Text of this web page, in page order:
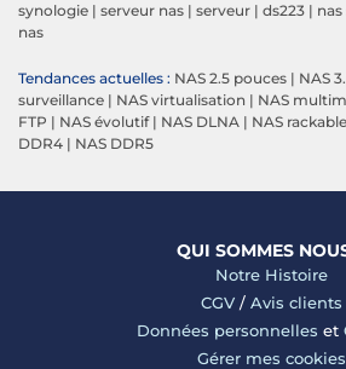
synologie | serveur nas | serveur | ds223 |
nas
Tendances actuelles : NAS 2.5 pouces | NAS
surveillance | NAS virtualisation | NAS
FTP | NAS évolutif| NAS DLNA | NAS rackable
DDR4 | NAS DDR5
QUI SOMMES
Notre Histoire
CGV/ Avis clients
Données personnelles et
Gérer mes cookies